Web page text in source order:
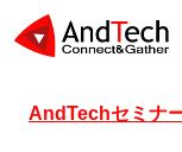
AndTechセミナ